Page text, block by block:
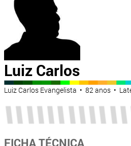
Luiz Carlos
Luiz Carlos Evangelista • 82 anos •
FICHA TÉCNICA